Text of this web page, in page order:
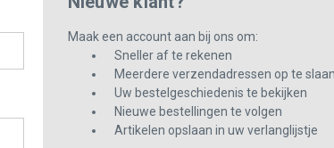
Maak een account aan bij ons om:
Sneller af te rekenen
Meerdere verzendadressen op te slaan
Uw bestelgeschiedenis te bekijken
Nieuwe bestellingen te volgen
Artikelen opslaan in uw verlanglijstje